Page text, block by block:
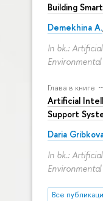
Building
Demekhina A.
In bk.:
Глава в книге
Artificial
Support
Daria
In bk.:
Все